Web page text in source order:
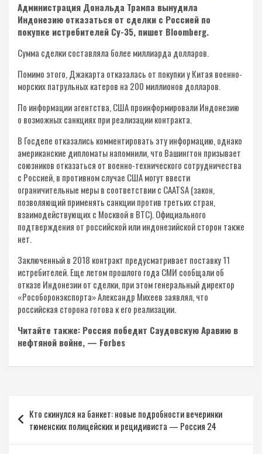
Администрация Дональда Трампа вынудила
Индонезию отказаться от сделки с Россией по
покупке истребителей Су-35, пишет Bloomberg.
Сумма сделки составляла более миллиарда долларов.
Помимо этого, Джакарта отказалась от покупки у Китая военно-
морских патрульных катеров на 200 миллионов долларов.
По информации агентства, США проинформировали Индонезию
о возможных санкциях при реализации контракта.
В Госдепе отказались комментировать эту информацию, однако
американские дипломаты напомнили, что Вашингтон призывает
союзников отказаться от военно-технического сотрудничества
с Россией, в противном случае США могут ввести
ограничительные меры в соответствии с CAATSA (закон,
позволяющий применять санкции против третьих стран,
взаимодействующих с Москвой в ВТС). Официального
подтверждения от российской или индонезийской сторон также
нет.
Заключенный в 2018 контракт предусматривает поставку 11
истребителей. Еще летом прошлого года СМИ сообщали об
отказе Индонезии от сделки, при этом генеральный директор
«Рособоронэкспорта» Александр Михеев заявлял, что
российская сторона готова к его реализации.
Читайте также: Россия победит Саудовскую Аравию в
нефтяной войне, — Forbes
по
записям
Кто скинулся на банкет: новые подробности вечеринки
тюменских полицейских и рецидивиста — Россия 24